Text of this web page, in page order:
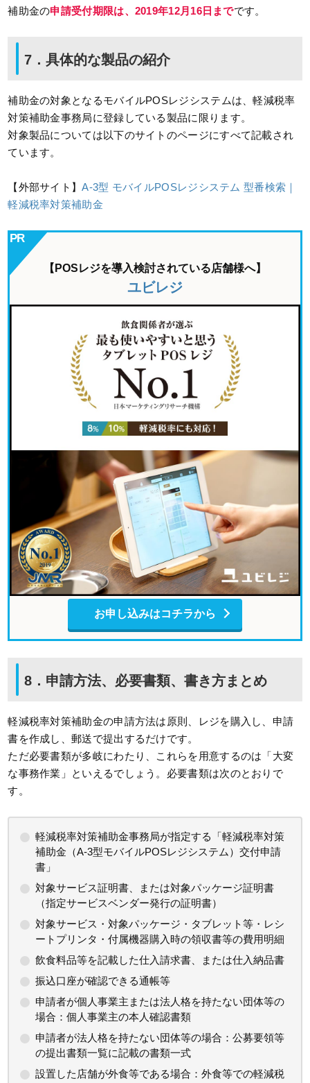
補助金の申請受付期限は、2019年12月16日までです。
7．具体的な製品の紹介
補助金の対象となるモバイルPOSレジシステムは、軽減税率
対策補助金事務局に登録している製品に限ります。
対象製品については以下のサイトのページにすべて記載され
ています。
【外部サイト】A-3型 モバイルPOSレジシステム 型番検索｜
軽減税率対策補助金
【POSレジを導入検討されている店舗様へ】
ユビレジ
お申し込みはコチラから
8．申請方法、必要書類、書き方まとめ
軽減税率対策補助金の申請方法は原則、レジを購入し、申請
書を作成し、郵送で提出するだけです。
ただ必要書類が多岐にわたり、これらを用意するのは「大変
な事務作業」といえるでしょう。必要書類は次のとおりで
す。
軽減税率対策補助金事務局が指定する「軽減税率対策
補助金（A-3型モバイルPOSレジシステム）交付申請
書」
対象サービス証明書、または対象パッケージ証明書
（指定サービスベンダー発行の証明書）
対象サービス・対象パッケージ・タブレット等・レシ
ートプリンタ・付属機器購入時の領収書等の費用明細
飲食料品等を記載した仕入請求書、または仕入納品書
振込口座が確認できる通帳等
申請者が個人事業主または法人格を持たない団体等の
場合：個人事業主の本人確認書類
申請者が法人格を持たない団体等の場合：公募要領等
の提出書類一覧に記載の書類一式
設置した店舗が外食等である場合：外食等での軽減税